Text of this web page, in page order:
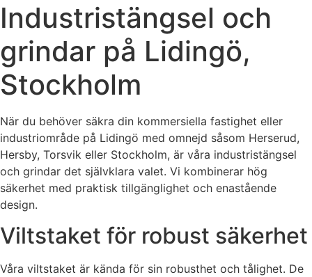
Industristängsel och
grindar på Lidingö,
Stockholm
När du behöver säkra din kommersiella fastighet eller
industriområde på Lidingö med omnejd såsom Herserud,
Hersby, Torsvik eller Stockholm, är våra industristängsel
och grindar det självklara valet. Vi kombinerar hög
säkerhet med praktisk tillgänglighet och enastående
design.
Viltstaket för robust säkerhet
Våra viltstaket är kända för sin robusthet och tålighet. De